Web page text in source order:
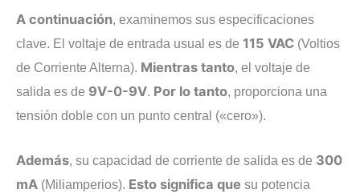
A continuación, examinemos sus especificaciones
clave. El voltaje de entrada usual es de 115 VAC (Voltios
de Corriente Alterna). Mientras tanto, el voltaje de
salida es de 9V-0-9V. Por lo tanto, proporciona una
tensión doble con un punto central («cero»).
Además, su capacidad de corriente de salida es de 300
mA (Miliamperios). Esto significa que su potencia